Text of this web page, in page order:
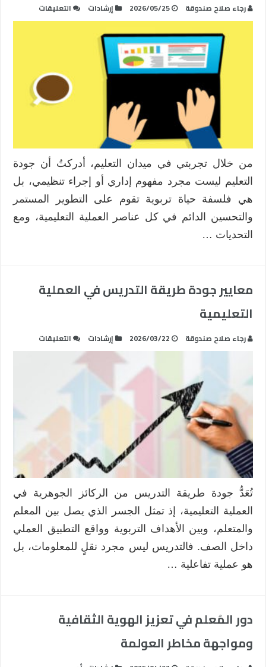
رجاء صلاح صندوقة 2026/05/25 إرشادات التعليقات
ماهية
ومتطلبات
تحقيقها
مغلقة
من خلال تجربتي في ميدان التعليم، أدركتُ أن جودة
التعليم ليست مجرد مفهوم إداري أو إجراء تنظيمي، بل
هي فلسفة حياة تربوية تقوم على التطوير المستمر
والتحسين الدائم في كل عناصر العملية التعليمية، ومع
التحديات …
معايير جودة طريقة التدريس في العملية
التعليمية
رجاء صلاح صندوقة 2026/03/22 إرشادات التعليقات
العملية
التعليمية
مغلقة
تُعَدُّ جودة طريقة التدريس من الركائز الجوهرية في
العملية التعليمية، إذ تمثل الجسر الذي يصل بين المعلم
والمتعلم، وبين الأهداف التربوية وواقع التطبيق العملي
داخل الصف. فالتدريس ليس مجرد نقلٍ للمعلومات، بل
هو عملية تفاعلية …
دور المُعلم في تعزيز الهوية الثقافية
ومواجهة مخاطر العولمة